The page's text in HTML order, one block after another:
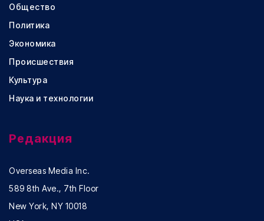
Общество
Политика
Экономика
Происшествия
Культура
Наука и технологии
Редакция
Overseas Media Inc.
589 8th Ave., 7th Floor
New York, NY 10018